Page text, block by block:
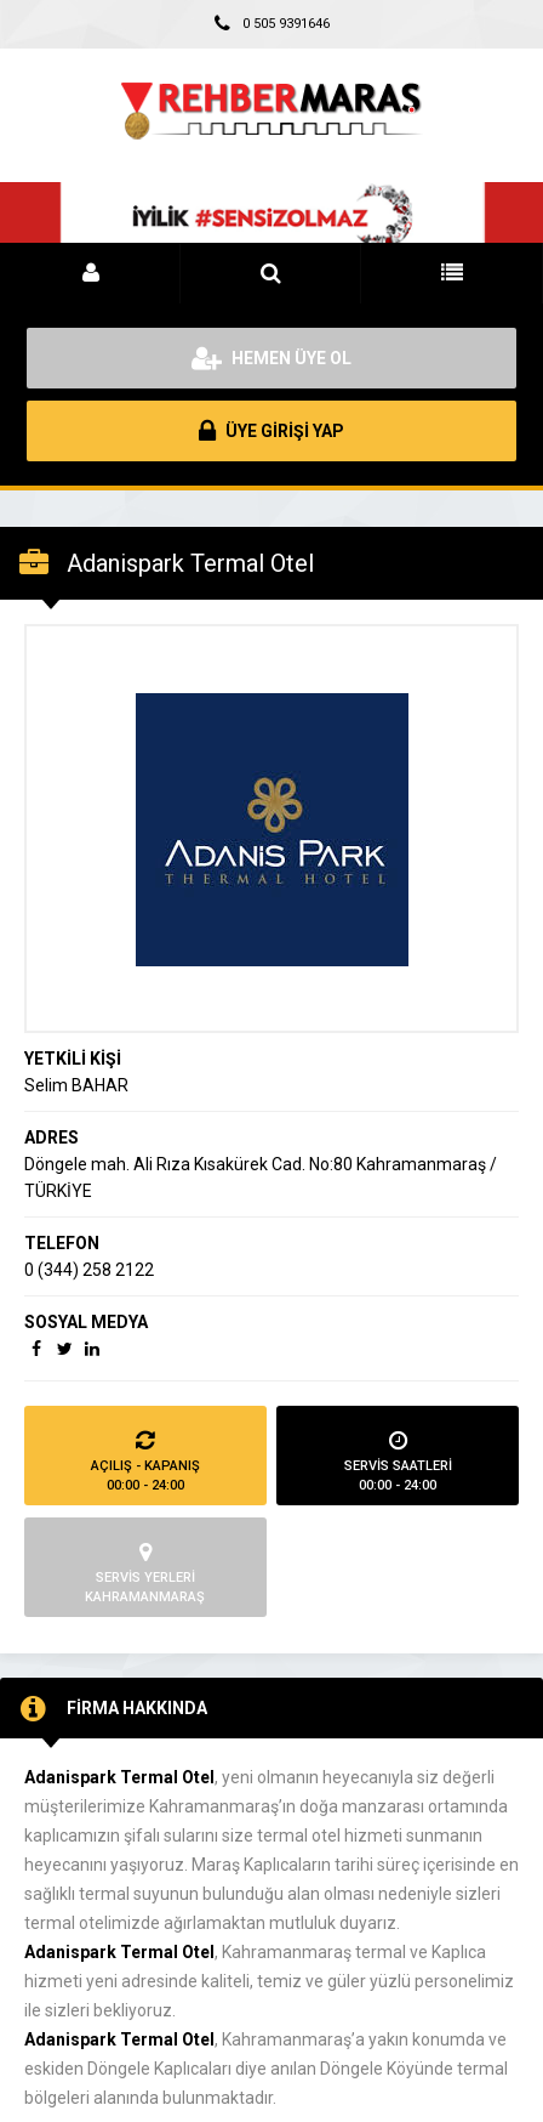
0 505 9391646
HEMEN ÜYE OL
ÜYE GİRİŞİ YAP
Adanispark Termal Otel
YETKİLİ KİŞİ
Selim BAHAR
ADRES
Döngele mah. Ali Rıza Kısakürek Cad. No:80 Kahramanmaraş /
TÜRKİYE
TELEFON
0 (344) 258 2122
SOSYAL MEDYA
AÇILIŞ - KAPANIŞ
00:00 - 24:00
SERVİS SAATLERİ
00:00 - 24:00
SERVİS YERLERİ
KAHRAMANMARAŞ
FİRMA HAKKINDA
Adanispark Termal Otel , yeni olmanın heyecanıyla siz değerli
müşterilerimize Kahramanmaraş’ın doğa manzarası ortamında
kaplıcamızın şifalı sularını size termal otel hizmeti sunmanın
heyecanını yaşıyoruz. Maraş Kaplıcaların tarihi süreç içerisinde en
sağlıklı termal suyunun bulunduğu alan olması nedeniyle sizleri
termal otelimizde ağırlamaktan mutluluk duyarız.
Adanispark Termal Otel , Kahramanmaraş termal ve Kaplıca
hizmeti yeni adresinde kaliteli, temiz ve güler yüzlü personelimiz
ile sizleri bekliyoruz.
Adanispark Termal Otel , Kahramanmaraş’a yakın konumda ve
eskiden Döngele Kaplıcaları diye anılan Döngele Köyünde termal
bölgeleri alanında bulunmaktadır.